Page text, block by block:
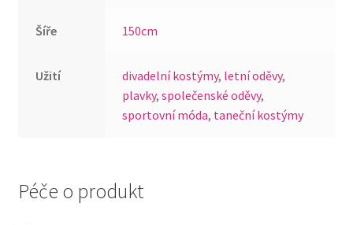
Šíře 150cm
Užití divadelní kostýmy, letní oděvy,
plavky,společenské oděvy,
sportovní móda, taneční kostýmy
Péče o produkt